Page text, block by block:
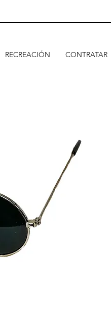
RECREACIÓN CONTRATAR